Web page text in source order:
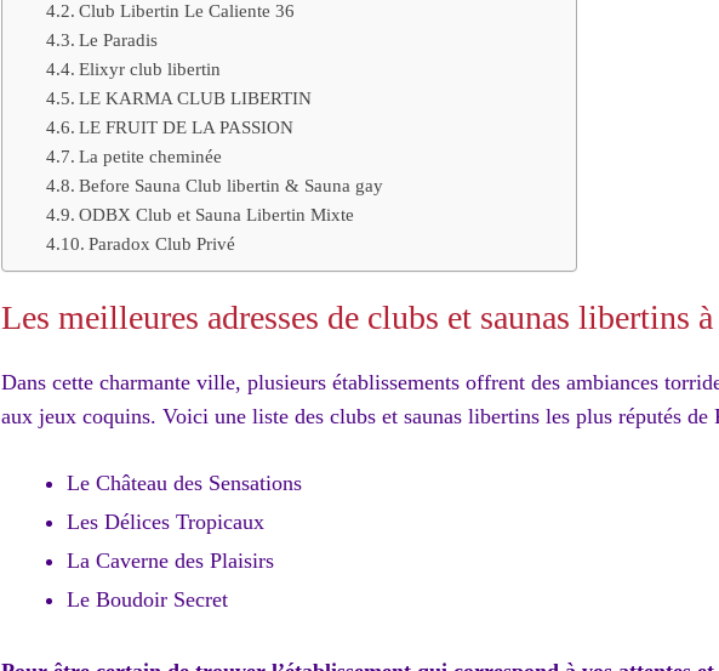
Club Libertin Le Caliente 36
Le Paradis
Elixyr club libertin
LE KARMA CLUB LIBERTIN
LE FRUIT DE LA PASSION
La petite cheminée
Before Sauna Club libertin & Sauna gay
ODBX Club et Sauna Libertin Mixte
Paradox Club Privé
Les meilleures adresses de clubs et saunas libertins
Dans cette charmante ville, plusieurs établissements offrent des ambiances
aux jeux coquins. Voici une liste des clubs et saunas libertins les plus réputés de
Le Château des Sensations
Les Délices Tropicaux
La Caverne des Plaisirs
Le Boudoir Secret